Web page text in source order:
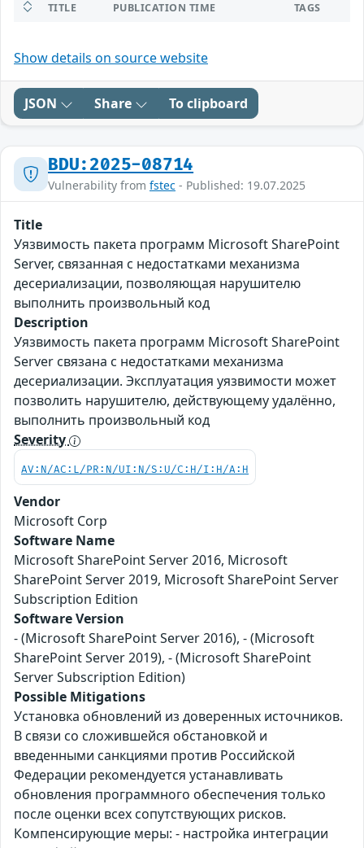
TITLE PUBLICATION TIME TAGS
Show details on source website
JSON Share To clipboard
BDU:2025-08714
Vulnerability from fstec - Published: 19.07.2025
Title
Уязвимость пакета программ Microsoft SharePoint
Server, связанная с недостатками механизма
десериализации, позволяющая нарушителю
выполнить произвольный код
Description
Уязвимость пакета программ Microsoft SharePoint
Server связана с недостатками механизма
десериализации. Эксплуатация уязвимости может
позволить нарушителю, действующему удалённо,
выполнить произвольный код
Severity
AV:N/AC:L/PR:N/UI:N/S:U/C:H/I:H/A:H
Vendor
Microsoft Corp
Software Name
Microsoft SharePoint Server 2016, Microsoft
SharePoint Server 2019, Microsoft SharePoint Server
Subscription Edition
Software Version
- (Microsoft SharePoint Server 2016), - (Microsoft
SharePoint Server 2019), - (Microsoft SharePoint
Server Subscription Edition)
Possible Mitigations
Установка обновлений из доверенных источников.
В связи со сложившейся обстановкой и
введенными санкциями против Российской
Федерации рекомендуется устанавливать
обновления программного обеспечения только
после оценки всех сопутствующих рисков.
Компенсирующие меры: - настройка интеграции